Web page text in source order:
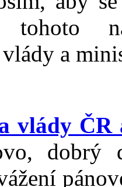
tohoto
vlády a
vlády
dobrý